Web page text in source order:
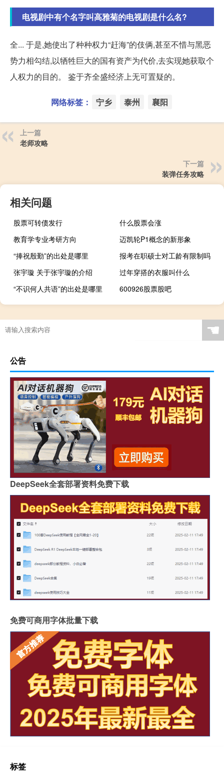
电视剧中有个名字叫高雅菊的电视剧是什么名?
全... 于是,她使出了种种权力“赶海”的伎俩,甚至不惜与黑恶
势力相勾结,以牺牲巨大的国有资产为代价,去实现她获取个
人权力的目的。 鉴于齐全盛经济上无可置疑的。
网络标签： 宁乡 泰州 襄阳
上一篇
老师攻略
下一篇
装弹任务攻略
相关问题
股票可转债发行
什么股票会涨
教育学专业考研方向
迈凯轮P1概念的新形象
“捧祝殷勤”的出处是哪里
报考在职硕士对工龄有限制吗
张宇璇 关于张宇璇的介绍
过年穿搭的衣服叫什么
“不识何人共语”的出处是哪里
600926股票股吧
☚
公告
DeepSeek全套部署资料免费下载
免费可商用字体批量下载
标签